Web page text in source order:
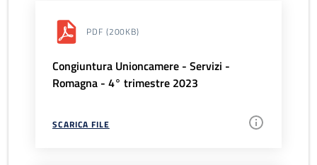
PDF (200KB)
Congiuntura Unioncamere - Servizi -
Romagna - 4° trimestre 2023
SCARICA FILE